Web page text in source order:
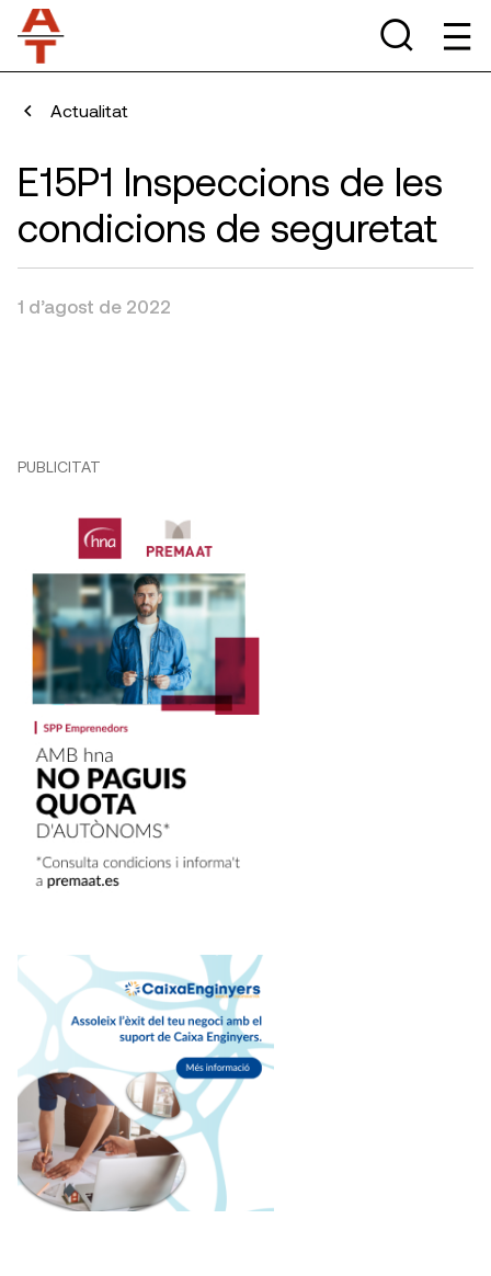
Actualitat
E15P1 Inspeccions de les
condicions de seguretat
1 d’agost de 2022
PUBLICITAT